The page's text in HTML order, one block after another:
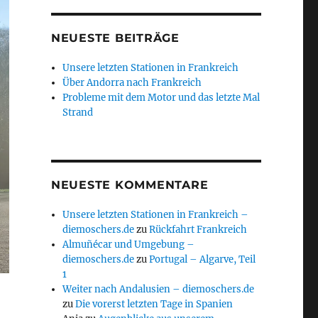
NEUESTE BEITRÄGE
Unsere letzten Stationen in Frankreich
Über Andorra nach Frankreich
Probleme mit dem Motor und das letzte Mal
Strand
NEUESTE KOMMENTARE
Unsere letzten Stationen in Frankreich –
diemoschers.dezuRückfahrt Frankreich
Almuñécar und Umgebung –
diemoschers.dezuPortugal – Algarve, Teil
1
Weiter nach Andalusien – diemoschers.de
zuDie vorerst letzten Tage in Spanien